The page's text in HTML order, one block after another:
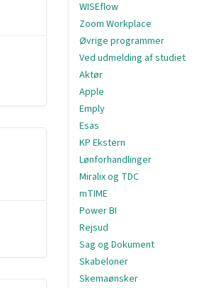
WISEflow
Zoom Workplace
Øvrige programmer
Ved udmelding af studiet
Aktør
Apple
Emply
Esas
KP Ekstern
Lønforhandlinger
Miralix og TDC
mTIME
Power BI
Rejsud
Sag og Dokument
Skabeloner
Skemaønsker